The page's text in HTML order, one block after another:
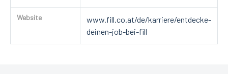
Website
www.fill.co.at/de/karriere/entdecke-
deinen-job-bei-fill